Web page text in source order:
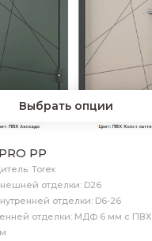
Выбрать опции
PP
Torex
отделки: D26
отделки: D6-26
отделки: МДФ 6 мм с ПВХ